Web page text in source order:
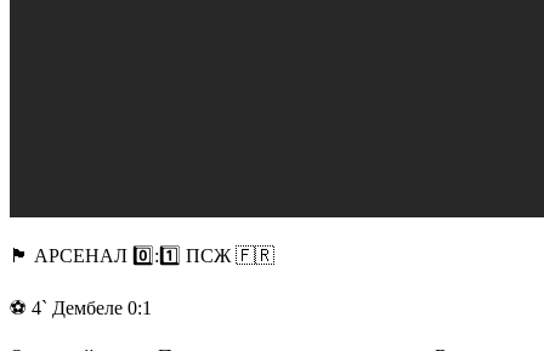
🏴󠁧󠁢󠁥󠁮󠁧󠁿 АРСЕНАЛ 0️⃣:1️⃣ ПСЖ 🇫🇷
⚽️ 4` Дембеле 0:1